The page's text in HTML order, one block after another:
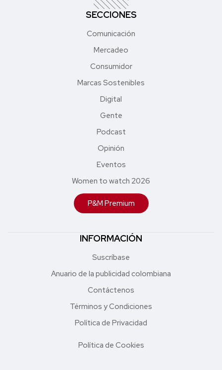
SECCIONES
Comunicación
Mercadeo
Consumidor
Marcas Sostenibles
Digital
Gente
Podcast
Opinión
Eventos
Women to watch 2026
P&M Premium
INFORMACIÓN
Suscríbase
Anuario de la publicidad colombiana
Contáctenos
Términos y Condiciones
Política de Privacidad
Política de Cookies